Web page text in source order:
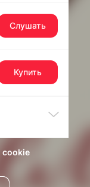
Слушать
Купить
cookie